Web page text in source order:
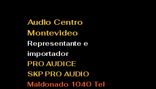
Audio Centro
Montevideo
Representante e
importador
PRO AUDICE
SKP PRO AUDIO
Maldonado 1040 Tel